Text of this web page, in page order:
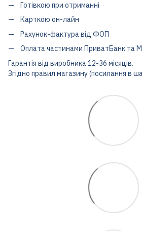
Готівкою при отриманні
Карткою он-лайн
Рахунок-фактура від ФОП
Оплата частинами ПриватБанк та
Гарантія від виробника 12-36 місяців.
Згідно правил магазину (посилання в